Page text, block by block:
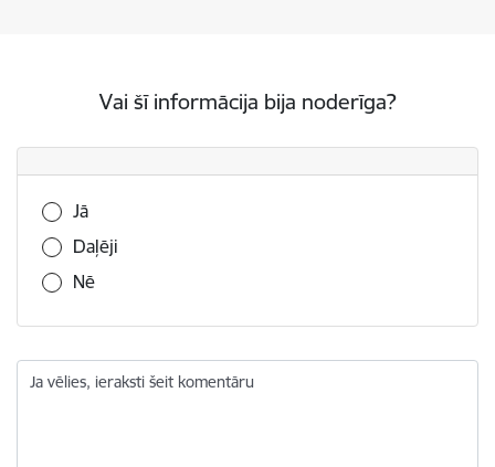
Vai šī informācija bija noderīga?
Vai šī informācija bija noderīga?
Jā
Daļēji
Nē
Ja vēlies, ieraksti šeit komentāru